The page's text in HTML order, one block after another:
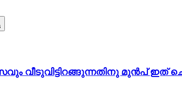
വീടുവിട്ടിറങ്ങുന്നതിനു മുൻപ് ഇത്